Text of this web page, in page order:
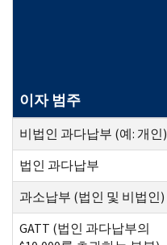
이자 범주
비법인 과다납부 (예: 개인)
법인 과다납부
과소납부 (법인 및 비법인)
GATT (법인 과다납부의